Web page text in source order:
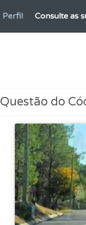
Perfil Consulte as
Testes Deve fazer
Testes O teste
Testes O teste
Questão do